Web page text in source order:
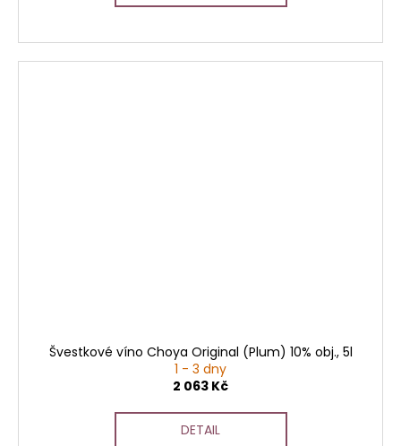
Švestkové víno Choya Original (Plum) 10% obj., 5l
1 - 3 dny
2 063 Kč
DETAIL